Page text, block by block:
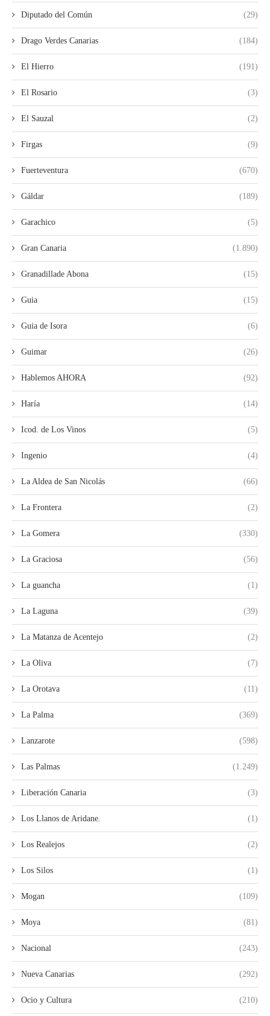
Diputado del Común (29)
Drago Verdes Canarias (184)
El Hierro (191)
El Rosario (3)
El Sauzal (2)
Firgas (9)
Fuerteventura (670)
Gáldar (189)
Garachico (5)
Gran Canaria (1.890)
Granadillade Abona (15)
Guia (15)
Guia de Isora (6)
Guimar (26)
Hablemos AHORA (92)
Haría (14)
Icod. de Los Vinos (5)
Ingenio (4)
La Aldea de San Nicolás (66)
La Frontera (2)
La Gomera (330)
La Graciosa (56)
La guancha (1)
La Laguna (39)
La Matanza de Acentejo (2)
La Oliva (7)
La Orotava (11)
La Palma (369)
Lanzarote (598)
Las Palmas (1.249)
Liberación Canaria (3)
Los Llanos de Aridane. (1)
Los Realejos (2)
Los Silos (1)
Mogan (109)
Moya (81)
Nacional (243)
Nueva Canarias (292)
Ocio y Cultura (210)